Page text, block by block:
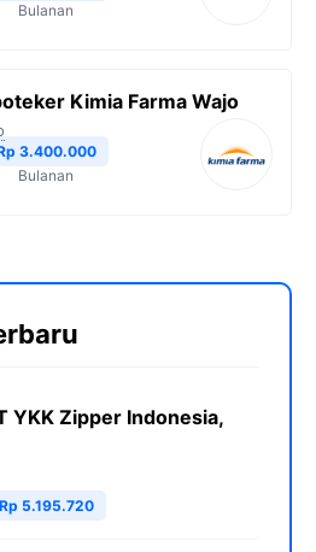
Bulanan
Kimia Farma Wajo
3.400.000
Bulanan
YKK Zipper Indonesia,
Rp 5.195.720